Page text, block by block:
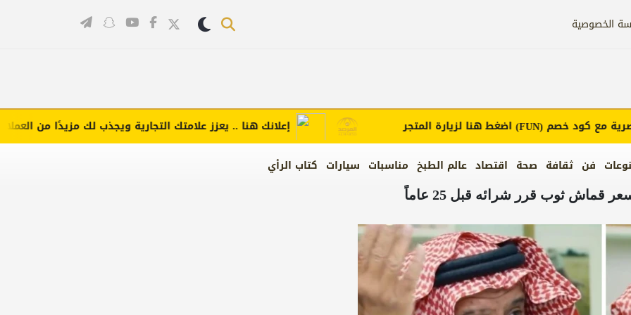
الخصوصية
فن ثقافة صحة اقتصاد عالم الطبخ مناسبات سيارات كتاب الرأي
إعلانك هنا .. يعزز علامتك التجارية ويجذب لك مزيدًا من العملاء مع كود خصم(FUN)اضغط هنا لزيارة المتجر
ثوب قرر شرائه قبل 25 عاماً